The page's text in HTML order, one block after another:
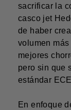
sacrificar la
casco jet
de haber
volumen
mejores
pero sin que
estándar
En enfoque